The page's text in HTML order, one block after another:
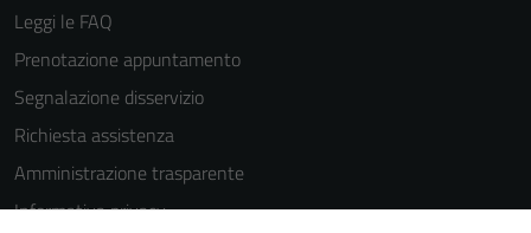
Leggi le FAQ
Prenotazione appuntamento
Segnalazione disservizio
Richiesta assistenza
Amministrazione trasparente
Informativa privacy